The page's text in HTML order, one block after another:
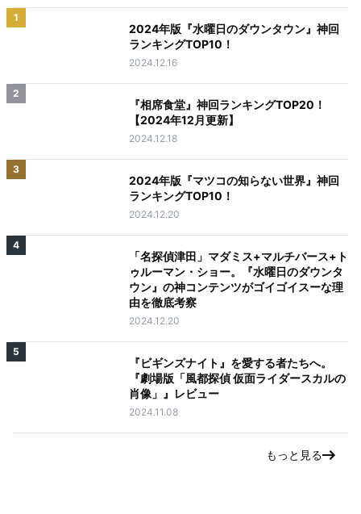
1
2024年版『水曜日のダウンタウン』神回
ランキングTOP10！
2024.12.16
2
『相席食堂』神回ランキングTOP20！
【2024年12月更新】
2024.12.18
3
2024年版『マツコの知らない世界』神回
ランキングTOP10！
2024.12.20
4
「名探偵津田」マダミス+マルチバース+ト
ゥルーマン・ショー。『水曜日のダウンタ
ウン』の神コンテンツがゴイゴイスーな理
由を徹底考察
2024.12.20
5
『ビギンズナイト』を愛する者たちへ。
『劇場版「風都探偵 仮面ライダースカルの
肖像」』レビュー
2024.11.08
もっと見る